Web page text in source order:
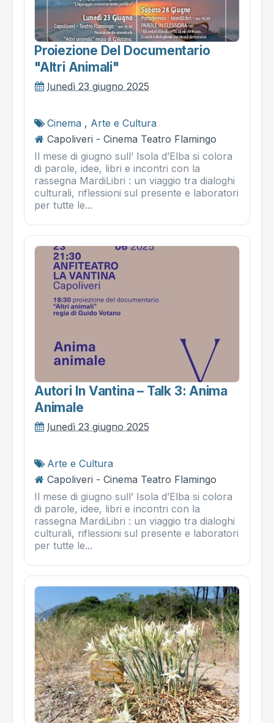
Proiezione Del Documentario
"altri Animali"
lunedì 23 giugno 2025
Cinema , Arte e Cultura
Capoliveri - Cinema Teatro Flamingo
Il mese di giugno sull’ Isola d’Elba si colora
di parole, idee, libri e incontri con la
rassegna MardiLibri : un viaggio tra dialoghi
culturali, riflessioni sul presente e laboratori
per tutte le...
Autori In Vantina – Talk 3: Anima
Animale
lunedì 23 giugno 2025
Arte e Cultura
Capoliveri - Cinema Teatro Flamingo
Il mese di giugno sull’ Isola d’Elba si colora
di parole, idee, libri e incontri con la
rassegna MardiLibri : un viaggio tra dialoghi
culturali, riflessioni sul presente e laboratori
per tutte le...